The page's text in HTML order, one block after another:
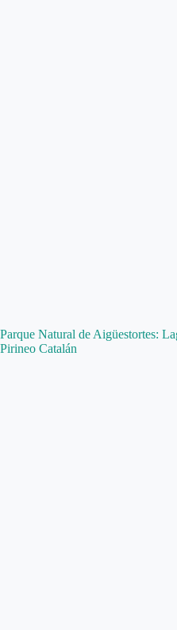
Parque Natural de Aigüestortes:
Pirineo Catalán